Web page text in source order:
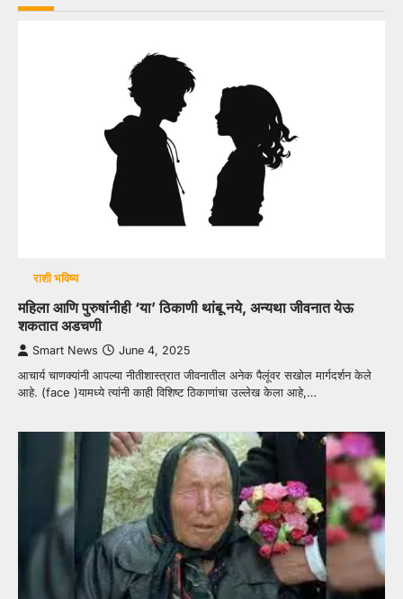
राशी भविष्य
महिला आणि पुरुषांनीही ‘या’ ठिकाणी थांबू नये, अन्यथा जीवनात येऊ
शकतात अडचणी
Smart News June 4, 2025
आचार्य चाणक्यांनी आपल्या नीतीशास्त्रात जीवनातील अनेक पैलूंवर सखोल मार्गदर्शन केले
आहे. (face )यामध्ये त्यांनी काही विशिष्ट ठिकाणांचा उल्लेख केला आहे,…